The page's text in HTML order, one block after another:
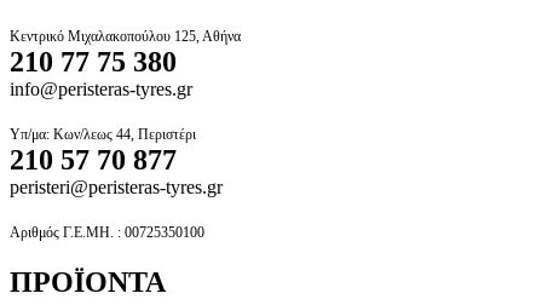
Κεντρικό Μιχαλακοπούλου 125, Αθήνα
210 77 75 380
info@peristeras-tyres.gr
Υπ/μα: Κων/λεως 44, Περιστέρι
210 57 70 877
peristeri@peristeras-tyres.gr
Αριθμός Γ.Ε.ΜΗ. : 00725350100
ΠΡΟΪΟΝΤΑ